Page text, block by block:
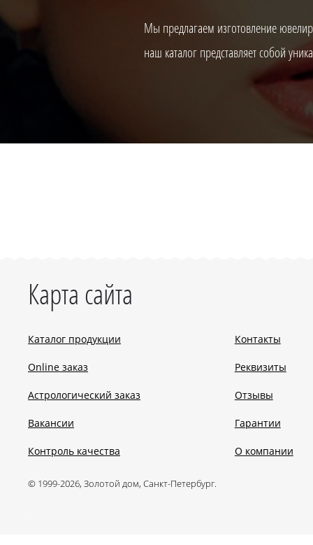
Мы предлагаем изготовление
наш каталог представляет собой
Карта сайта
Каталог продукции
Online заказ
Астрологический заказ
Вакансии
Контроль качества
Контакты
Реквизиты
Отзывы
Гарантии
О компании
© 1999-2026, Золотой дом, Санкт-Петербург.